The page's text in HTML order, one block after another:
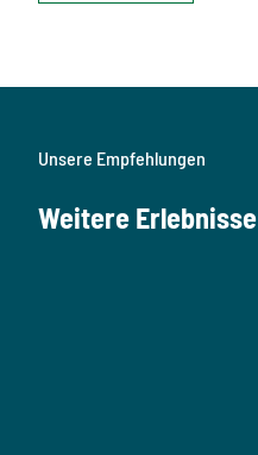
Unsere Empfehlungen
Weitere Erlebnisse